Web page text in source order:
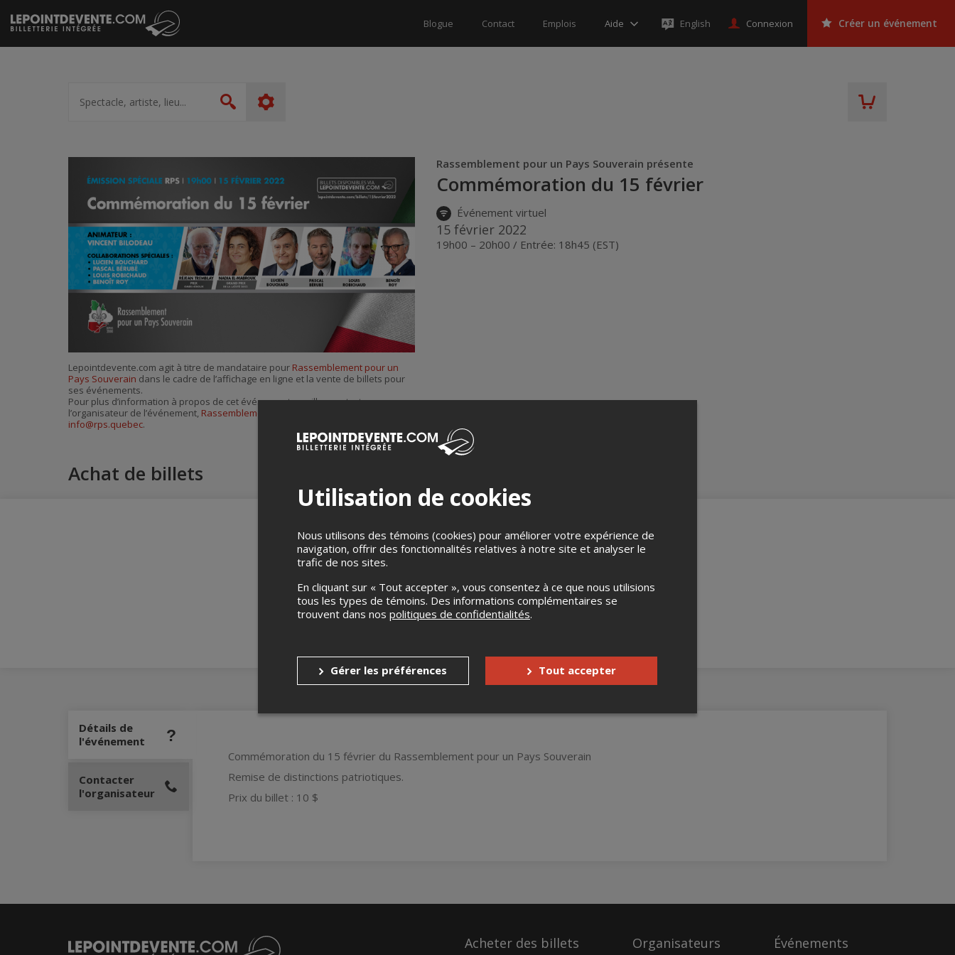
Passer
au
contenu
Blogue Contact Emplois Aide English Connexion Créer un événement
artiste,
lieu...
Rechercher
Rassemblement pour un Pays Souverain présente
Commémoration du 15 février
Événement virtuel
15 février 2022
19h00 – 20h00 / Entrée: 18h45 (EST)
Lepointdevente.com agit à titre de mandataire pour Rassemblement pour un
Pays Souverain dans le cadre de l’affichage en ligne et la vente de billets pour
ses événements.
Pour plus d’information à propos de cet événement, veuillez contacter
l’organisateur de l’événement, Rassemblement pour un Pays Souverain
info@rps.quebec.
Achat de billets
Merci de confirmer que vous n'êtes pas un robot ci-bas.
Détails de
l'événement
Commémoration du 15 février du Rassemblement pour un Pays Souverain
Remise de distinctions patriotiques.
Prix du billet : 10 $
Contacter
l'organisateur
Acheter des billets Organisateurs Événements
Utilisation de cookies
Nous utilisons des témoins (cookies) pour améliorer votre expérience de
navigation, offrir des fonctionnalités relatives à notre site et analyser le
trafic de nos sites.
En cliquant sur « Tout accepter », vous consentez à ce que nous utilisions
tous les types de témoins. Des informations complémentaires se
trouvent dans nos politiques de confidentialités.
Gérer les préférences Tout accepter